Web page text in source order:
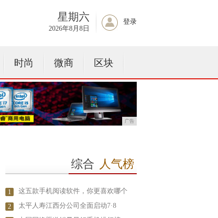
星期六
2026年8月8日
登录
时尚 微商 区块
广告
综合 人气榜
1 这五款手机阅读软件，你更喜欢哪个
2 太平人寿江西分公司全面启动7·8